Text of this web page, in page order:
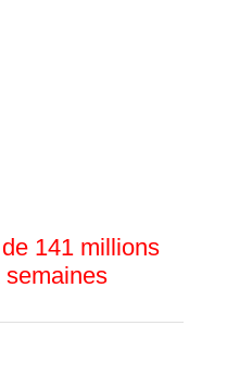
141 millions
semaines